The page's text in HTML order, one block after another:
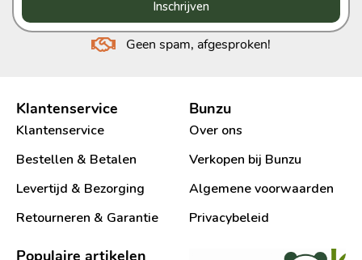
Inschrijven
Geen spam, afgesproken!
Klantenservice
Klantenservice
Bestellen & Betalen
Levertijd & Bezorging
Retourneren & Garantie
Bunzu
Over ons
Verkopen bij Bunzu
Algemene voorwaarden
Privacybeleid
Populaire artikelen